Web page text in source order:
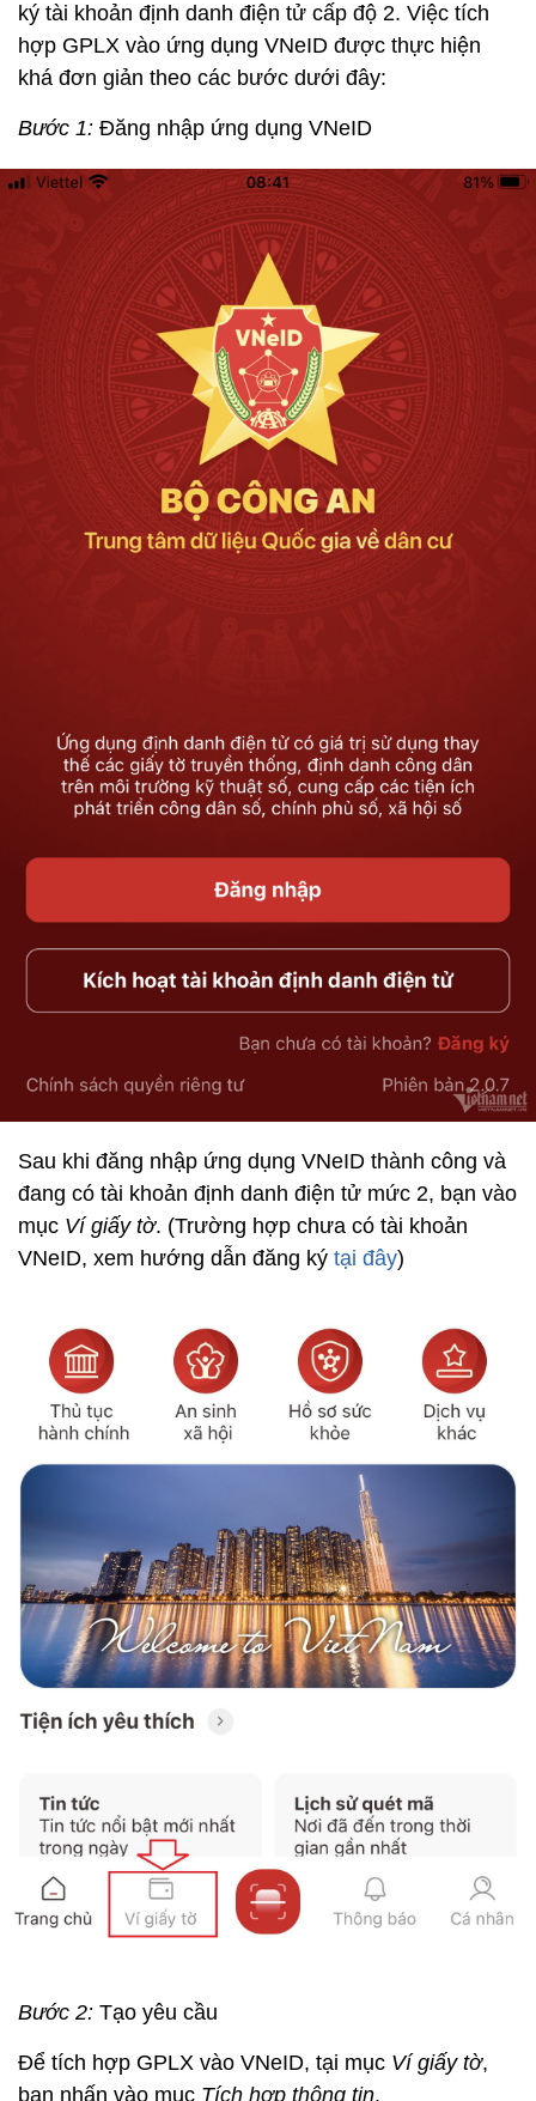
ký tài khoản định danh điện tử cấp độ 2. Việc tích
hợp GPLX vào ứng dụng VNeID được thực hiện
khá đơn giản theo các bước dưới đây:
Bước 1: Đăng nhập ứng dụng VNeID
Sau khi đăng nhập ứng dụng VNeID thành công và
đang có tài khoản định danh điện tử mức 2, bạn vào
mục Ví giấy tờ. (Trường hợp chưa có tài khoản
VNeID, xem hướng dẫn đăng ký tại đây)
Bước 2: Tạo yêu cầu
Để tích hợp GPLX vào VNeID, tại mục Ví giấy tờ,
bạn nhấn vào mục Tích hợp thông tin.